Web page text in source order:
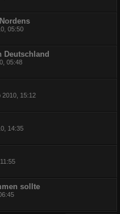
05:50
Deutschland
05:48
2010, 15:12
14:35
sollte